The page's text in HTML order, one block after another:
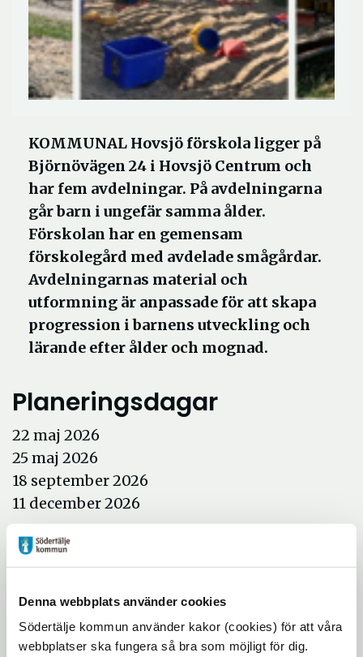
Denna webbplats använder cookies
Södertälje kommun använder kakor (cookies) för att våra
webbplatser ska fungera så bra som möjligt för dig.
KOMMUNAL Hovsjö förskola ligger på
Björnövägen 24 i Hovsjö Centrum och
har fem avdelningar. På avdelningarna
går barn i ungefär samma ålder.
Förskolan har en gemensam
förskolegård med avdelade smågårdar.
Avdelningarnas material och
utformning är anpassade för att skapa
progression i barnens utveckling och
lärande efter ålder och mognad.
Planeringsdagar
22 maj 2026
25 maj 2026
18 september 2026
11 december 2026
Avdelningar
Kristallen: 08-523 031 66
Safiren: 08-523 063 44
Korallen: 08-523 032 07